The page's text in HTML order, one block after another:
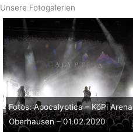
Unsere Fotogalerien
Fotos: Apocalyptica – KöPi Arena
Oberhausen – 01.02.2020